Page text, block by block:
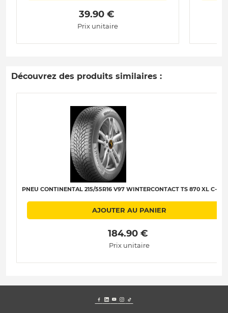
39.90 €
Prix unitaire
Découvrez des produits similaires :
PNEU CONTINENTAL 215/55R16 V97 WINTERCONTACT TS 870 XL C-B-
AJOUTER AU PANIER
184.90 €
Prix unitaire